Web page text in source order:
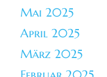
Mai 2025
April 2025
März 2025